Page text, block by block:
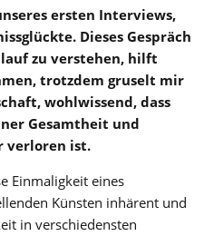
ersten Interviews,
Dieses Gespräch
zu verstehen, hilft
trotzdem gruselt mir
wohlwissend, dass
Gesamtheit und
verloren ist.
Einmaligkeit eines
Künsten inhärent und
in verschiedensten